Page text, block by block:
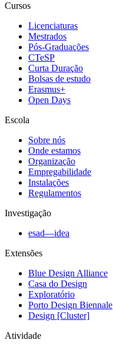
Cursos
Licenciaturas
Mestrados
Pós-Graduações
CTeSP
Curta Duração
Bolsas de estudo
Erasmus+
Open Days
Escola
Sobre nós
Onde estamos
Organização
Empregabilidade
Instalações
Regulamentos
Investigação
esad—idea
Extensões
Blue Design Alliance
Casa do Design
Exploratório
Porto Design Biennale
Design [Cluster]
Atividade